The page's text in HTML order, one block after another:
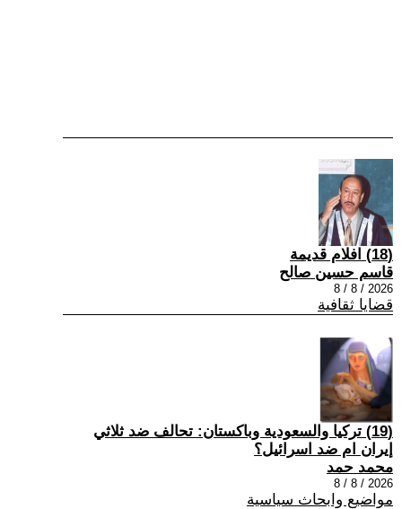
(18) افلام قديمة
قاسم حسين صالح
2026 / 8 / 8
قضايا ثقافية
(19) تركيا والسعودية وباكستان: تحالف ضد ثلاثي
إيران ام ضد اسرائيل؟
محمد حمد
2026 / 8 / 8
مواضيع وابحاث سياسية